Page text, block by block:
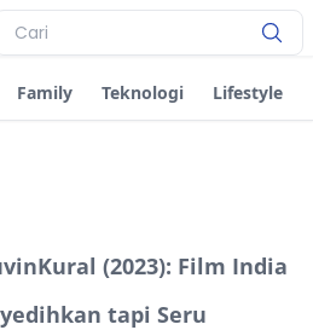
Family Teknologi Lifestyle
(2023): Film India
tapi Seru